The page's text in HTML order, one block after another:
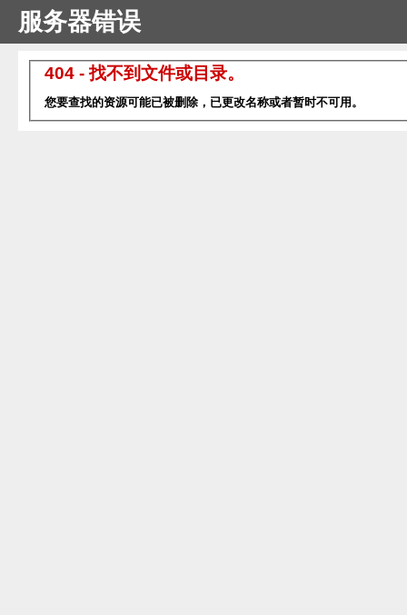
服务器错误
404 - 找不到文件或目录。
您要查找的资源可能已被删除，已更改名称或者暂时不可用。